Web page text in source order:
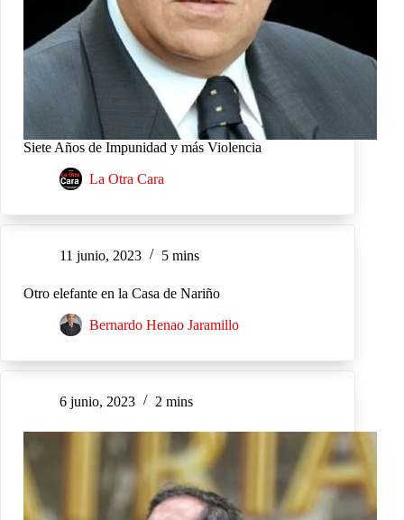
Siete Años de Impunidad y más Violencia
La Otra Cara
11 junio, 2023 5 mins
Otro elefante en la Casa de Nariño
Bernardo Henao Jaramillo
6 junio, 2023 2 mins